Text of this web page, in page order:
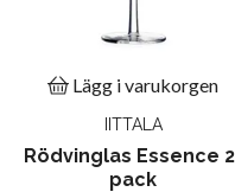
Lägg i varukorgen
IITTALA
Rödvinglas Essence
pack